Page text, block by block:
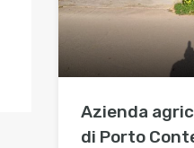
Azienda
di Porto